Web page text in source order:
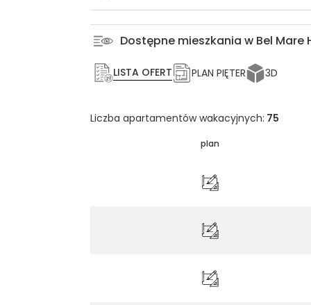
Dostępne mieszkania w Bel Mare
LISTA OFERT PLAN PIĘTER 3D
Liczba apartamentów wakacyjnych: 75
plan